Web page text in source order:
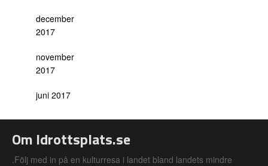
december
2017
november
2017
juni 2017
Om Idrottsplats.se
.Följ med in på en kulturresa i landet bland landets mindre